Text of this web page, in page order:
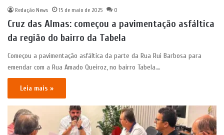
Redação News 15 de maio de 2025 0
Cruz das Almas: começou a pavimentação asfáltica
da região do bairro da Tabela
Começou a pavimentação asfáltica da parte da Rua Rui Barbosa para
emendar com a Rua Amado Queiroz, no bairro Tabela.…
Leia mais »